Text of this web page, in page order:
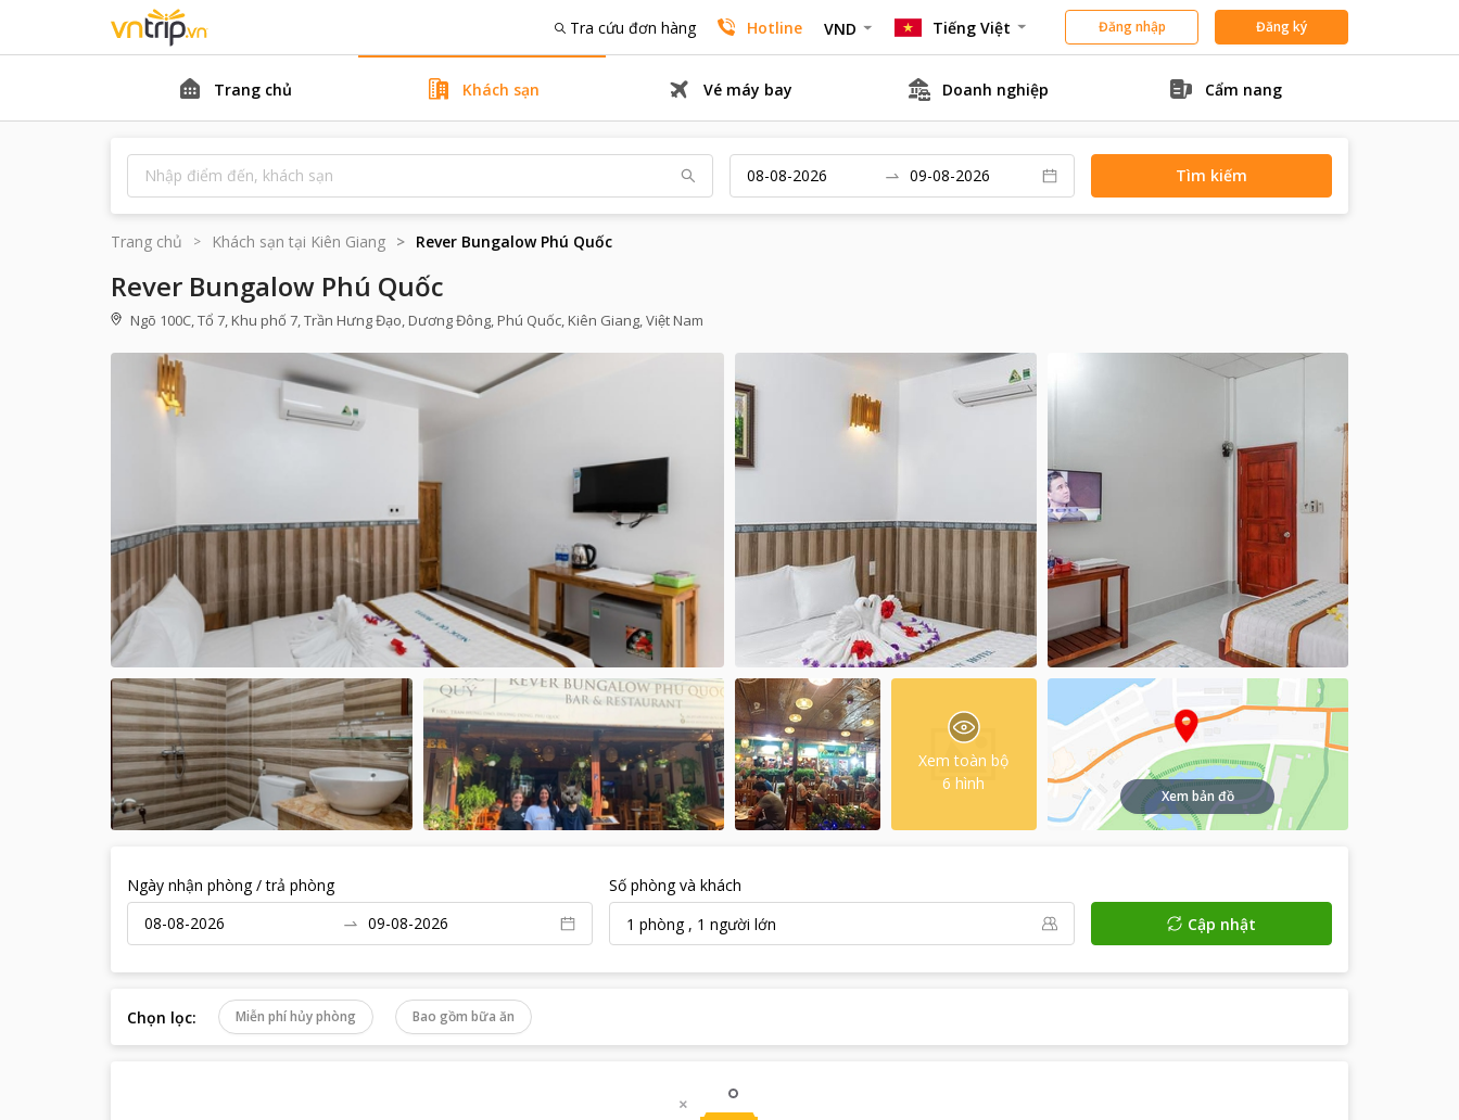
Tra cứu đơn hàng Hotline VND Tiếng Việt Đăng nhập Đăng ký
Trang chủ Khách sạn Vé máy bay Doanh nghiệp Cẩm nang
Tìm kiếm
Trang chủ Khách sạn tại Kiên Giang Rever Bungalow Phú Quốc
Rever Bungalow Phú Quốc
Ngõ 100C, Tổ 7, Khu phố 7, Trần Hưng Đạo, Dương Đông, Phú Quốc, Kiên Giang, Việt Nam
Xem toàn bộ
6 hình
Xem bản đồ
Ngày nhận phòng / trả phòng
Số phòng và khách
1 phòng, 1 người lớn Cập nhật
Chọn lọc: Miễn phí hủy phòng Bao gồm bữa ăn